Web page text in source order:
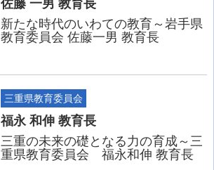
佐藤 一男 教育長
新たな時代のいわての教育～岩手県
教育委員会 佐藤一男 教育長
三重県教育委員会
福永 和伸 教育長
三重の未来の礎となる力の育成～三
重県教育委員会 福永和伸 教育長